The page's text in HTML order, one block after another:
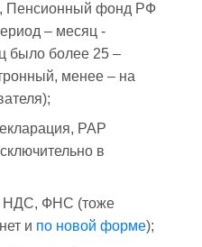
фонд РФ
– месяц -
было более 25 –
менее – на
РАР
в
НДС, ФНС (тоже
и по новой форме);